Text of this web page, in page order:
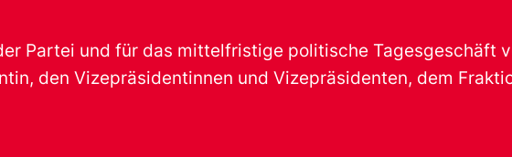
Partei und für das mittelfristige politische Tagesgeschäft
den Vizepräsidentinnen und Vizepräsidenten, dem